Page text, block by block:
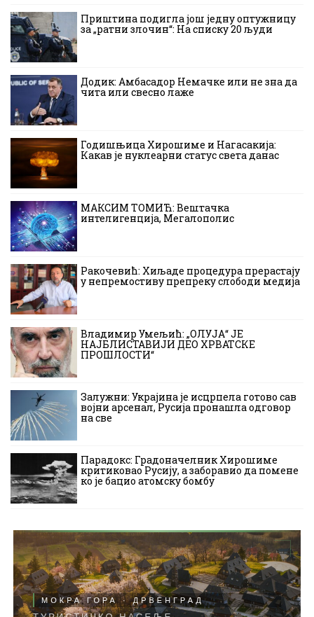
Приштина подигла још једну оптужницу
за „ратни злочин“: На списку 20 људи
Додик: Амбасадор Немачке или не зна да
чита или свесно лаже
Годишњица Хирошиме и Нагасакија:
Какав је нуклеарни статус света данас
МАКСИМ ТОМИЋ: Вештачка
интелигенција, Мегалополис
Ракочевић: Хиљаде процедура прерастају
у непремостиву препреку слободи медија
Владимир Умељић: „ОЛУЈА“ ЈЕ
НАЈБЛИСТАВИЈИ ДЕО ХРВАТСКЕ
ПРОШЛОСТИ“
Залужни: Украјина је исцрпела готово сав
војни арсенал, Русија пронашла одговор
на све
Парадокс: Градоначелник Хирошиме
критиковао Русију, а заборавио да помене
ко је бацио атомску бомбу